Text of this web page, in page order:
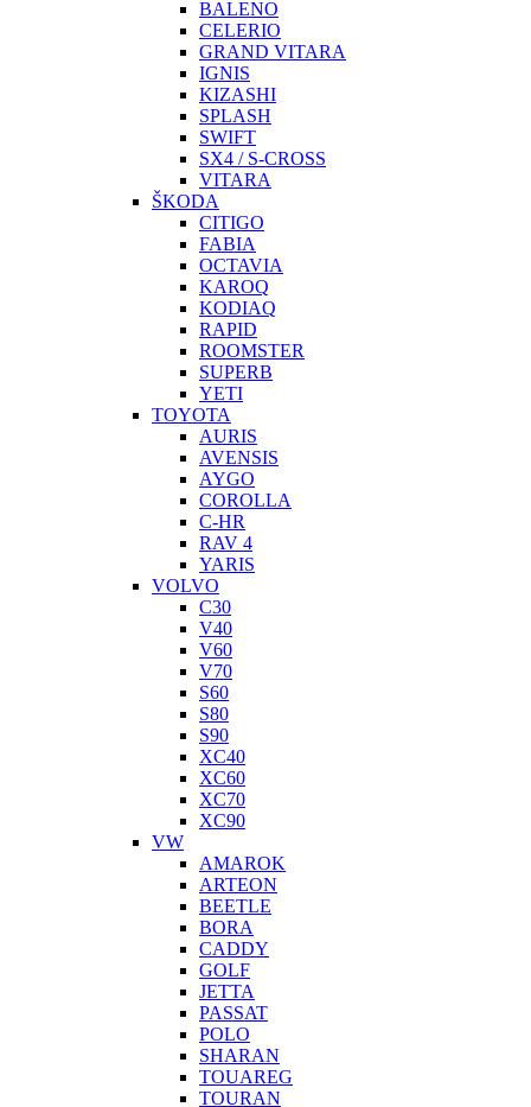
BALENO
CELERIO
GRAND VITARA
IGNIS
KIZASHI
SPLASH
SWIFT
SX4 / S-CROSS
VITARA
ŠKODA
CITIGO
FABIA
OCTAVIA
KAROQ
KODIAQ
RAPID
ROOMSTER
SUPERB
YETI
TOYOTA
AURIS
AVENSIS
AYGO
COROLLA
C-HR
RAV 4
YARIS
VOLVO
C30
V40
V60
V70
S60
S80
S90
XC40
XC60
XC70
XC90
VW
AMAROK
ARTEON
BEETLE
BORA
CADDY
GOLF
JETTA
PASSAT
POLO
SHARAN
TOUAREG
TOURAN